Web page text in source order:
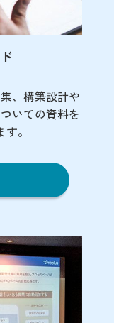
、 構築設計や
いての資料を
。